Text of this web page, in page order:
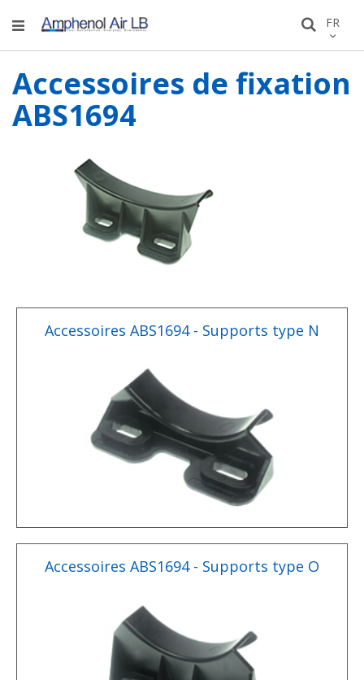
Allez
au
FR
Accessoires de fixation
ABS1694
Accessoires ABS1694 - Supports type N
Accessoires ABS1694 - Supports type O